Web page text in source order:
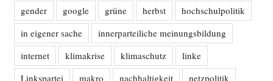
gender
google grüne herbst
hochschulpolitik
in eigener sache
innerparteiliche meinungsbildung
internet
klimakrise klimaschutz
linke
Linkspartei
makro nachhaltigkeit
netzpolitik